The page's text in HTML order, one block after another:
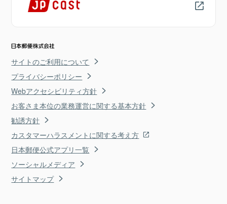
サイトのご利用について
プライバシーポリシー
Webアクセシビリティ方針
お客さま本位の業務運営に関する基本方針
勧誘方針
カスタマーハラスメントに関する考え方
日本郵便公式アプリ一覧
ソーシャルメディア
サイトマップ